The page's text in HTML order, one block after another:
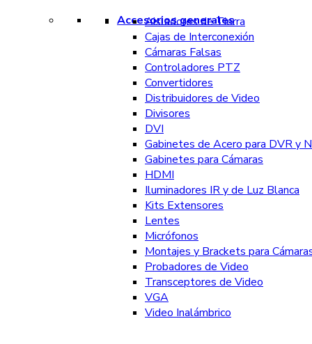
Accesorios generales
Aisladores de Tierra
Cajas de Interconexión
Cámaras Falsas
Controladores PTZ
Convertidores
Distribuidores de Video
Divisores
DVI
Gabinetes de Acero para DVR y
Gabinetes para Cámaras
HDMI
Iluminadores IR y de Luz Blanca
Kits Extensores
Lentes
Micrófonos
Montajes y Brackets para
Probadores de Video
Transceptores de Video
VGA
Video Inalámbrico